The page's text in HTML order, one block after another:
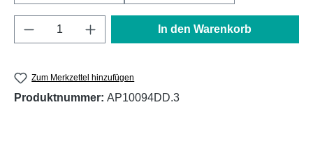
Produkt Anzahl: Gib den gewünschten
In den Warenkorb
Zum Merkzettel hinzufügen
Produktnummer: AP10094DD.3